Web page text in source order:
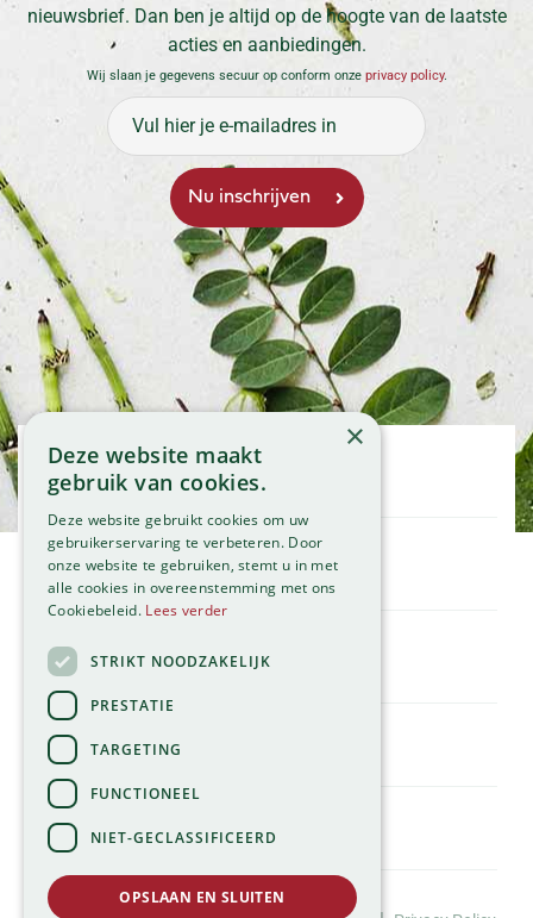
nieuwsbrief. Dan ben je altijd op de hoogte van de laatste
acties en aanbiedingen.
Wij slaan je gegevens secuur op conform onze privacy policy.
Openingstijden
Maandag
Dinsdag
Woensdag
Donderdag
Vrijdag
Zaterdag
Zondag
Bekijk onze afwijkende openingstijden >
Klantenservice
Service
Tuincentrum
Contact
Global Garden
Hillegommerdijk 554
2136 KX Zwaanshoek
T.023 584 23 54
E.info@globalgarden.nl
06-57663460
×
Deze website maakt
gebruik van cookies.
Deze website gebruikt cookies om uw
gebruikerservaring te verbeteren. Door
onze website te gebruiken, stemt u in met
alle cookies in overeenstemming met ons
Cookiebeleid. Lees verder
STRIKT NOODZAKELIJK
PRESTATIE
TARGETING
FUNCTIONEEL
NIET-GECLASSIFICEERD
OPSLAAN EN SLUITEN